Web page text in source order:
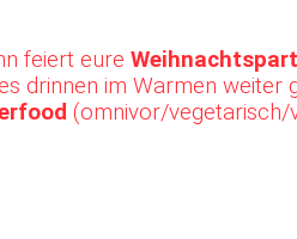
feiert eure
drinnen im Warmen weiter
(omnivor/vegetarisch/